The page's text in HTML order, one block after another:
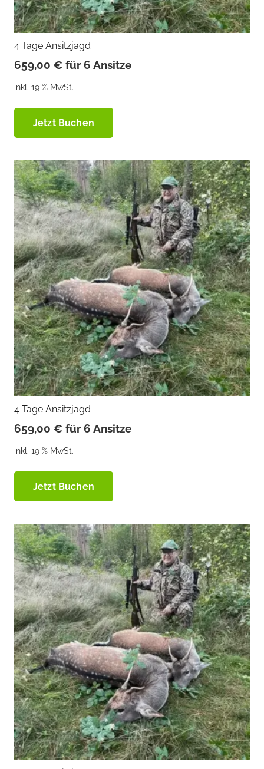
4 Tage Ansitzjagd
659,00 € für 6 Ansitze
inkl. 19 % MwSt.
Jetzt Buchen
4 Tage Ansitzjagd
659,00 € für 6 Ansitze
inkl. 19 % MwSt.
Jetzt Buchen